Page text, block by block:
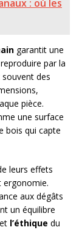
: où les
garantit une
par la
des
pièce.
une surface
bois qui capte
leurs effets
ergonomie.
aux dégâts
un équilibre
et l’éthique du